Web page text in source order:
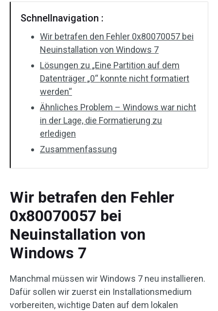
Schnellnavigation :
Wir betrafen den Fehler 0x80070057 bei
Neuinstallation von Windows 7
Lösungen zu „Eine Partition auf dem
Datenträger „0“ konnte nicht formatiert
werden“
Ähnliches Problem – Windows war nicht
in der Lage, die Formatierung zu
erledigen
Zusammenfassung
Wir betrafen den Fehler
0x80070057 bei
Neuinstallation von
Windows 7
Manchmal müssen wir Windows 7 neu installieren.
Dafür sollen wir zuerst ein Installationsmedium
vorbereiten, wichtige Daten auf dem lokalen